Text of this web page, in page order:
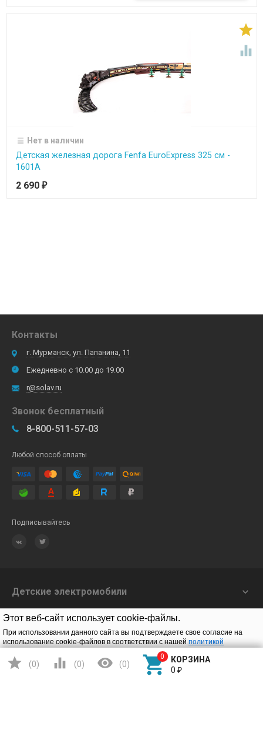
Этот веб-сайт использует cookie-файлы.
При использовании данного сайта вы подтверждаете свое согласие на
использование cookie-файлов в соответствии с нашейполитикой
Подтверждаю


Нет в наличии
Детская железная дорога Fenfa EuroExpress 325 см -
1601A
2 690 ₽
Контакты
г. Мурманск, ул. Папанина, 11
Ежедневно с 10.00 до 19.00
r@solav.ru
Звонок бесплатный
8-800-511-57-03
Любой способ оплаты
Подписывайтесь
Детские электромобили 
Игрушки на радиоуправлении
Конструкторы 
О нас
 (0)  (0)  (0) 
КОРЗИНА
0 ₽